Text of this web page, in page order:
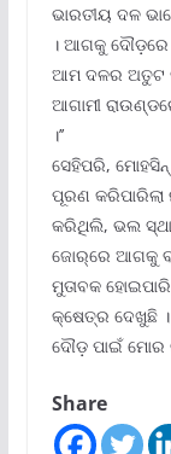
ଭାରତୀୟ ଦଳ
। ଆଗକୁ ଦୌଡ଼ରେ
ଆମ ଦଳର ଅତୁଟ
ଆଗାମୀ
।’’
ସେହିପରି,
ପୂରଣ
କରିଥିଲି, ଭଲ
ଜୋର୍‌ରେ ଆଗକୁ
ମୁତାବକ
କ୍ଷେତ୍ର ଦେଖୁଛି
ଦୌଡ଼ ପାଇଁ ମୋର
Share